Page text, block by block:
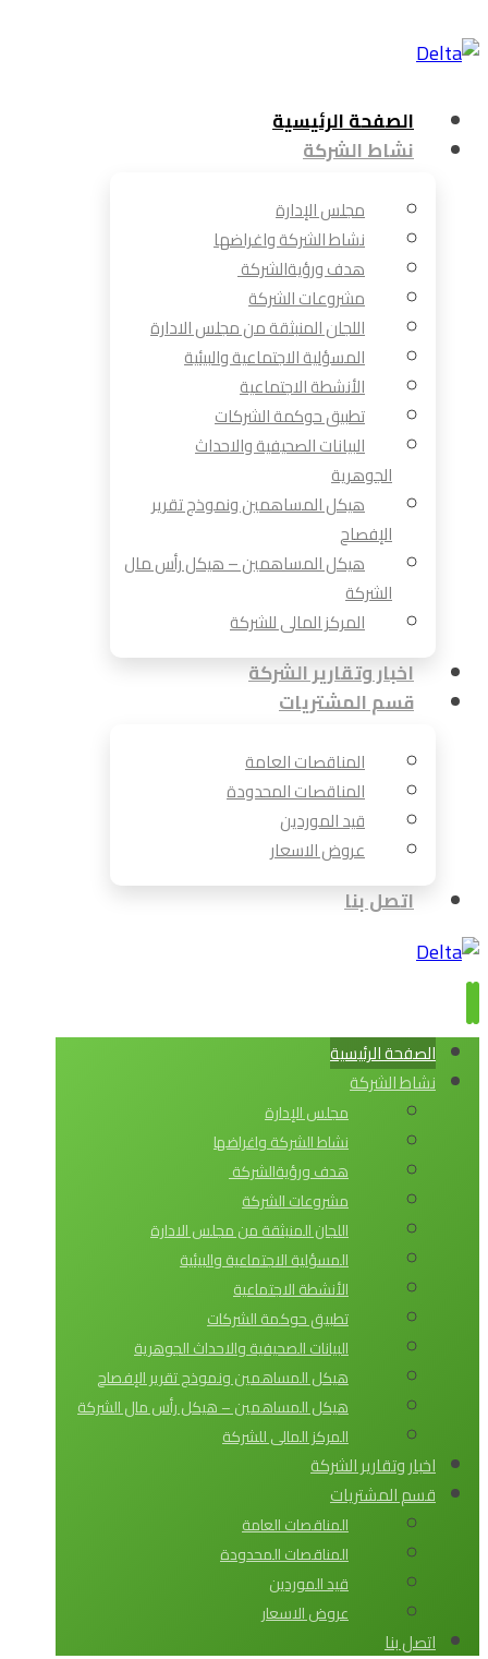
الصفحة الرئيسية
نشاط الشركة
مجلس الإدارة
نشاط الشركة واغراضها
هدف ورؤيةالشركة
مشروعات الشركة
اللجان المنبثقة من مجلس الادارة
المسؤلية الاجتماعية والبيئية
الأنشطة الاجتماعية
تطبيق حوكمة الشركات
البيانات الصحيفية والاحداث
الجوهرية
هيكل المساهمين ونموذج تقرير
الإفصاح
هيكل المساهمين – هيكل رأس مال
الشركة
المركز المالى للشركة
اخبار وتقارير الشركة
قسم المشتريات
المناقصات العامة
المناقصات المحدودة
قيد الموردين
عروض الاسعار
اتصل بنا
الصفحة الرئيسية
نشاط الشركة
مجلس الإدارة
نشاط الشركة واغراضها
هدف ورؤيةالشركة
مشروعات الشركة
اللجان المنبثقة من مجلس الادارة
المسؤلية الاجتماعية والبيئية
الأنشطة الاجتماعية
تطبيق حوكمة الشركات
البيانات الصحيفية والاحداث الجوهرية
هيكل المساهمين ونموذج تقرير الإفصاح
هيكل المساهمين – هيكل رأس مال الشركة
المركز المالى للشركة
اخبار وتقارير الشركة
قسم المشتريات
المناقصات العامة
المناقصات المحدودة
قيد الموردين
عروض الاسعار
اتصل بنا